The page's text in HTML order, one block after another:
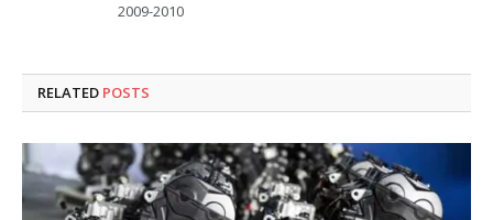
2009-2010
RELATED POSTS